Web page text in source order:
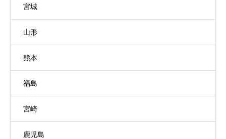
宮城
山形
熊本
福島
宮崎
鹿児島